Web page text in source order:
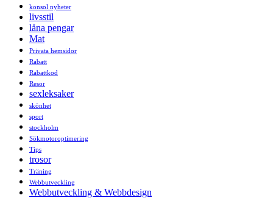
konsol nyheter
livsstil
låna pengar
Mat
Privata hemsidor
Rabatt
Rabattkod
Resor
sexleksaker
skönhet
sport
stockholm
Sökmotoroptimering
Tips
trosor
Träning
Webbutveckling
Webbutveckling & Webbdesign